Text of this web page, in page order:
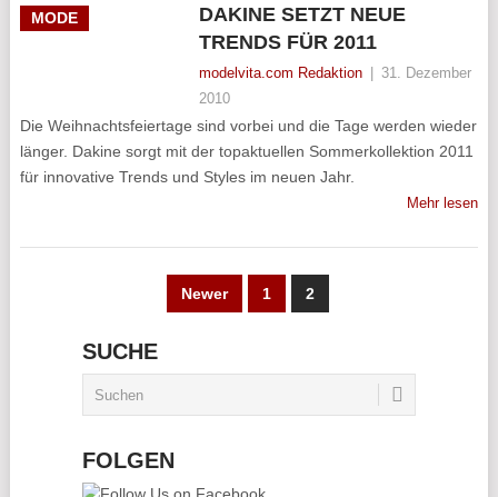
MODE
DAKINE SETZT NEUE
TRENDS FÜR 2011
modelvita.com Redaktion
31. Dezember
2010
Die Weihnachtsfeiertage sind vorbei und die Tage werden wieder
länger. Dakine sorgt mit der topaktuellen Sommerkollektion 2011
für innovative Trends und Styles im neuen Jahr.
Mehr lesen
SEITENNUMMERIERUNG
BEITRÄGE
Newer 1 2
SUCHE
FOLGEN